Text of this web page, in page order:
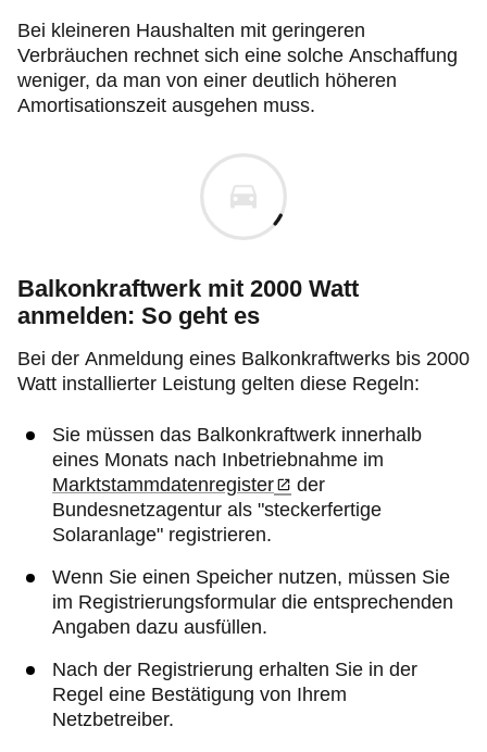
Bei kleineren Haushalten mit geringeren
Verbräuchen rechnet sich eine solche Anschaffung
weniger, da man von einer deutlich höheren
Amortisationszeit ausgehen muss.
Balkonkraftwerk mit 2000 Watt
anmelden: So geht es
Bei der Anmeldung eines Balkonkraftwerks bis 2000
Watt installierter Leistung gelten diese Regeln:
Sie müssen das Balkonkraftwerk innerhalb
eines Monats nach Inbetriebnahme im
Marktstammdatenregister
der
Bundesnetzagentur als "steckerfertige
Solaranlage" registrieren.
Wenn Sie einen Speicher nutzen, müssen Sie
im Registrierungsformular die entsprechenden
Angaben dazu ausfüllen.
Nach der Registrierung erhalten Sie in der
Regel eine Bestätigung von Ihrem
Netzbetreiber.